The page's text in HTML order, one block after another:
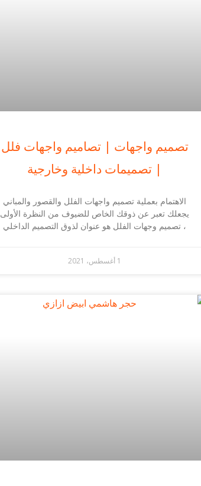
تصميم واجهات | تصاميم واجهات فلل
| تصميمات داخلية وخارجية
الاهتمام بعملية تصميم واجهات الفلل والقصور والمباني
يجعلك تعبر عن ذوقك الخاص للضيوف من النظرة الأولى
، تصميم وجهات الفلل هو عنوان لذوق التصميم الداخلي
1 أغسطس، 2021